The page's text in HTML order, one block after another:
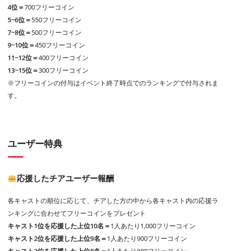
4位＝700フリーコイン
5~6位＝550フリーコイン
7~8位＝500フリーコイン
9~10位＝450フリーコイン
11~12位＝400フリーコイン
13~15位＝300フリーコイン
※フリーコインの付与はイベント終了時点でのランキングで付与されま
す。
ユーザー特典
応援したチアユーザー報酬
各キャストの順位に応じて、チアした方の中から各キャスト内の応援ラ
ンキングに合わせてフリーコインをプレゼント
キャスト1位を応援した上位10名＝1人あたり1,000フリーコイン
キャスト2位を応援した上位9名＝1人あたり900フリーコイン